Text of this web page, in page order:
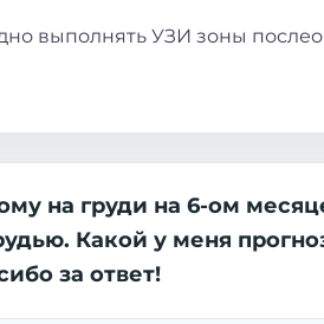
выполнять УЗИ зоны
на груди на 6-ом
Какой у меня
за ответ!